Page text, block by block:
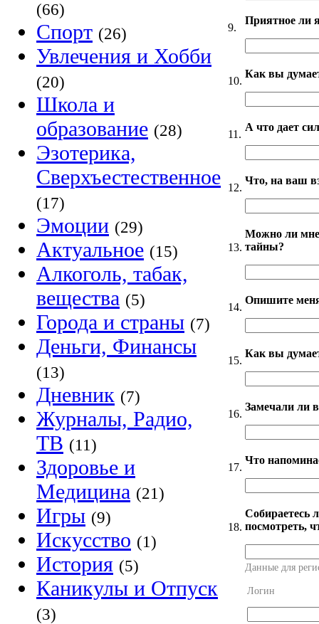
(66)
Спорт (26)
Увлечения и Хобби
(20)
Школа и
образование (28)
Эзотерика,
Сверхъестественное
(17)
Эмоции (29)
Актуальное (15)
Алкоголь, табак,
вещества (5)
Города и страны (7)
Деньги, Финансы
(13)
Дневник (7)
Журналы, Радио,
ТВ (11)
Здоровье и
Медицина (21)
Игры (9)
Искусство (1)
История (5)
Каникулы и Отпуск
(3)
9.
Приятное ли
10.
Как вы
11.
А что дает
12.
Что, на ваш
13.
Можно ли мне
тайны?
14.
Опишите
15.
Как вы
16.
Замечали ли
17.
Что
18.
Собираетесь
посмотреть,
Данные для
Логин